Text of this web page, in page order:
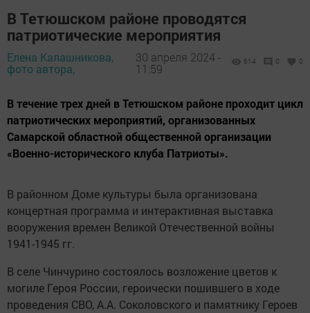
В Тетюшском районе проводятся
патриотические мероприятия
Елена Калашникова,
фото автора,
30 апреля 2024 -
11:59
614 0 0
В течение трех дней в Тетюшском районе проходит цикл
патриотических мероприятий, организованных
Самарской областной общественной организации
«Военно-исторического клуба Патриоты».
В районном Доме культуры была организована
концертная программа и интерактивная выставка
вооружения времен Великой Отечественной войны
1941-1945 гг.
В селе Чинчурино состоялось возложение цветов к
могиле Героя России, героически пошившего в ходе
проведения СВО, А.А. Соколовского и памятнику Героев